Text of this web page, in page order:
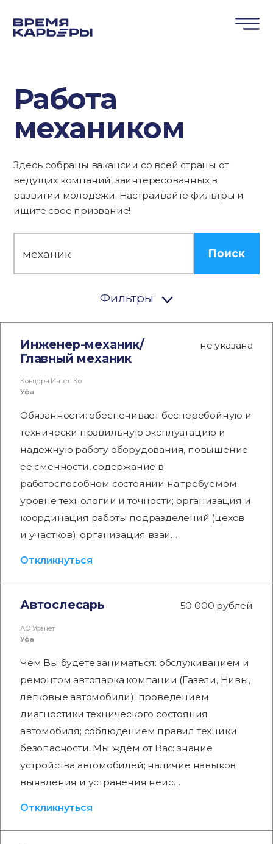
Работа
механиком
Здесь собраны вакансии со всей страны от
ведущих компаний, заинтересованных в
развитии молодежи. Настраивайте фильтры и
ищите свое призвание!
Поиск
Фильтры
Инженер-механик/
Главный механик
не указана
Концерн Интел Ко
Уфа
Обязанности: обеспечивает бесперебойную и
технически правильную эксплуатацию и
надежную работу оборудования, повышение
ее сменности, содержание в
работоспособном состоянии на требуемом
уровне технологии и точности; организация и
координация работы подразделений (цехов
и участков); организация взаи…
Откликнуться
Автослесарь 50 000 рублей
АО Уфанет
Уфа
Чем Вы будете заниматься: обслуживанием и
ремонтом автопарка компании (Газели, Нивы,
легковые автомобили); проведением
диагностики технического состояния
автомобиля; соблюдением правил техники
безопасности. Мы ждём от Вас: знание
устройства автомобилей; наличие навыков
выявления и устранения неис…
Откликнуться